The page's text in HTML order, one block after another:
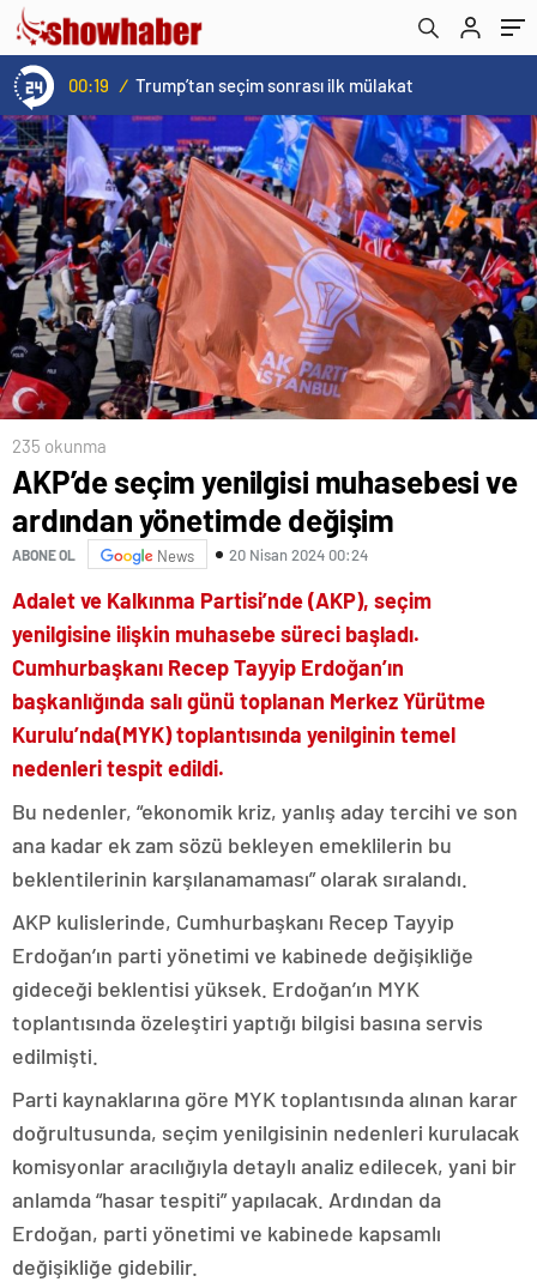
00:19 / Trump’tan seçim sonrası ilk mülakat
235 okunma
AKP’de seçim yenilgisi muhasebesi ve
ardından yönetimde değişim
ABONE OL News 20 Nisan 2024 00:24
Adalet ve Kalkınma Partisi’nde (AKP), seçim
yenilgisine ilişkin muhasebe süreci başladı.
Cumhurbaşkanı Recep Tayyip Erdoğan’ın
başkanlığında salı günü toplanan Merkez Yürütme
Kurulu’nda(MYK) toplantısında yenilginin temel
nedenleri tespit edildi.
Bu nedenler, “ekonomik kriz, yanlış aday tercihi ve son
ana kadar ek zam sözü bekleyen emeklilerin bu
beklentilerinin karşılanamaması” olarak sıralandı.
AKP kulislerinde, Cumhurbaşkanı Recep Tayyip
Erdoğan’ın parti yönetimi ve kabinede değişikliğe
gideceği beklentisi yüksek. Erdoğan’ın MYK
toplantısında özeleştiri yaptığı bilgisi basına servis
edilmişti.
Parti kaynaklarına göre MYK toplantısında alınan karar
doğrultusunda, seçim yenilgisinin nedenleri kurulacak
komisyonlar aracılığıyla detaylı analiz edilecek, yani bir
anlamda “hasar tespiti” yapılacak. Ardından da
Erdoğan, parti yönetimi ve kabinede kapsamlı
değişikliğe gidebilir.